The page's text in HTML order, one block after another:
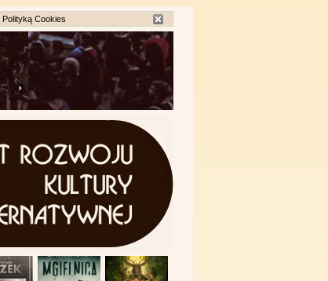
Polityką Cookies